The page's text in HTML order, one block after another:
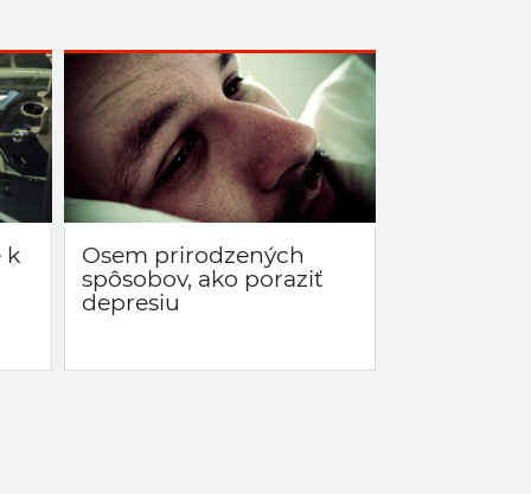
k
Osem prirodzených
spôsobov, ako poraziť
depresiu